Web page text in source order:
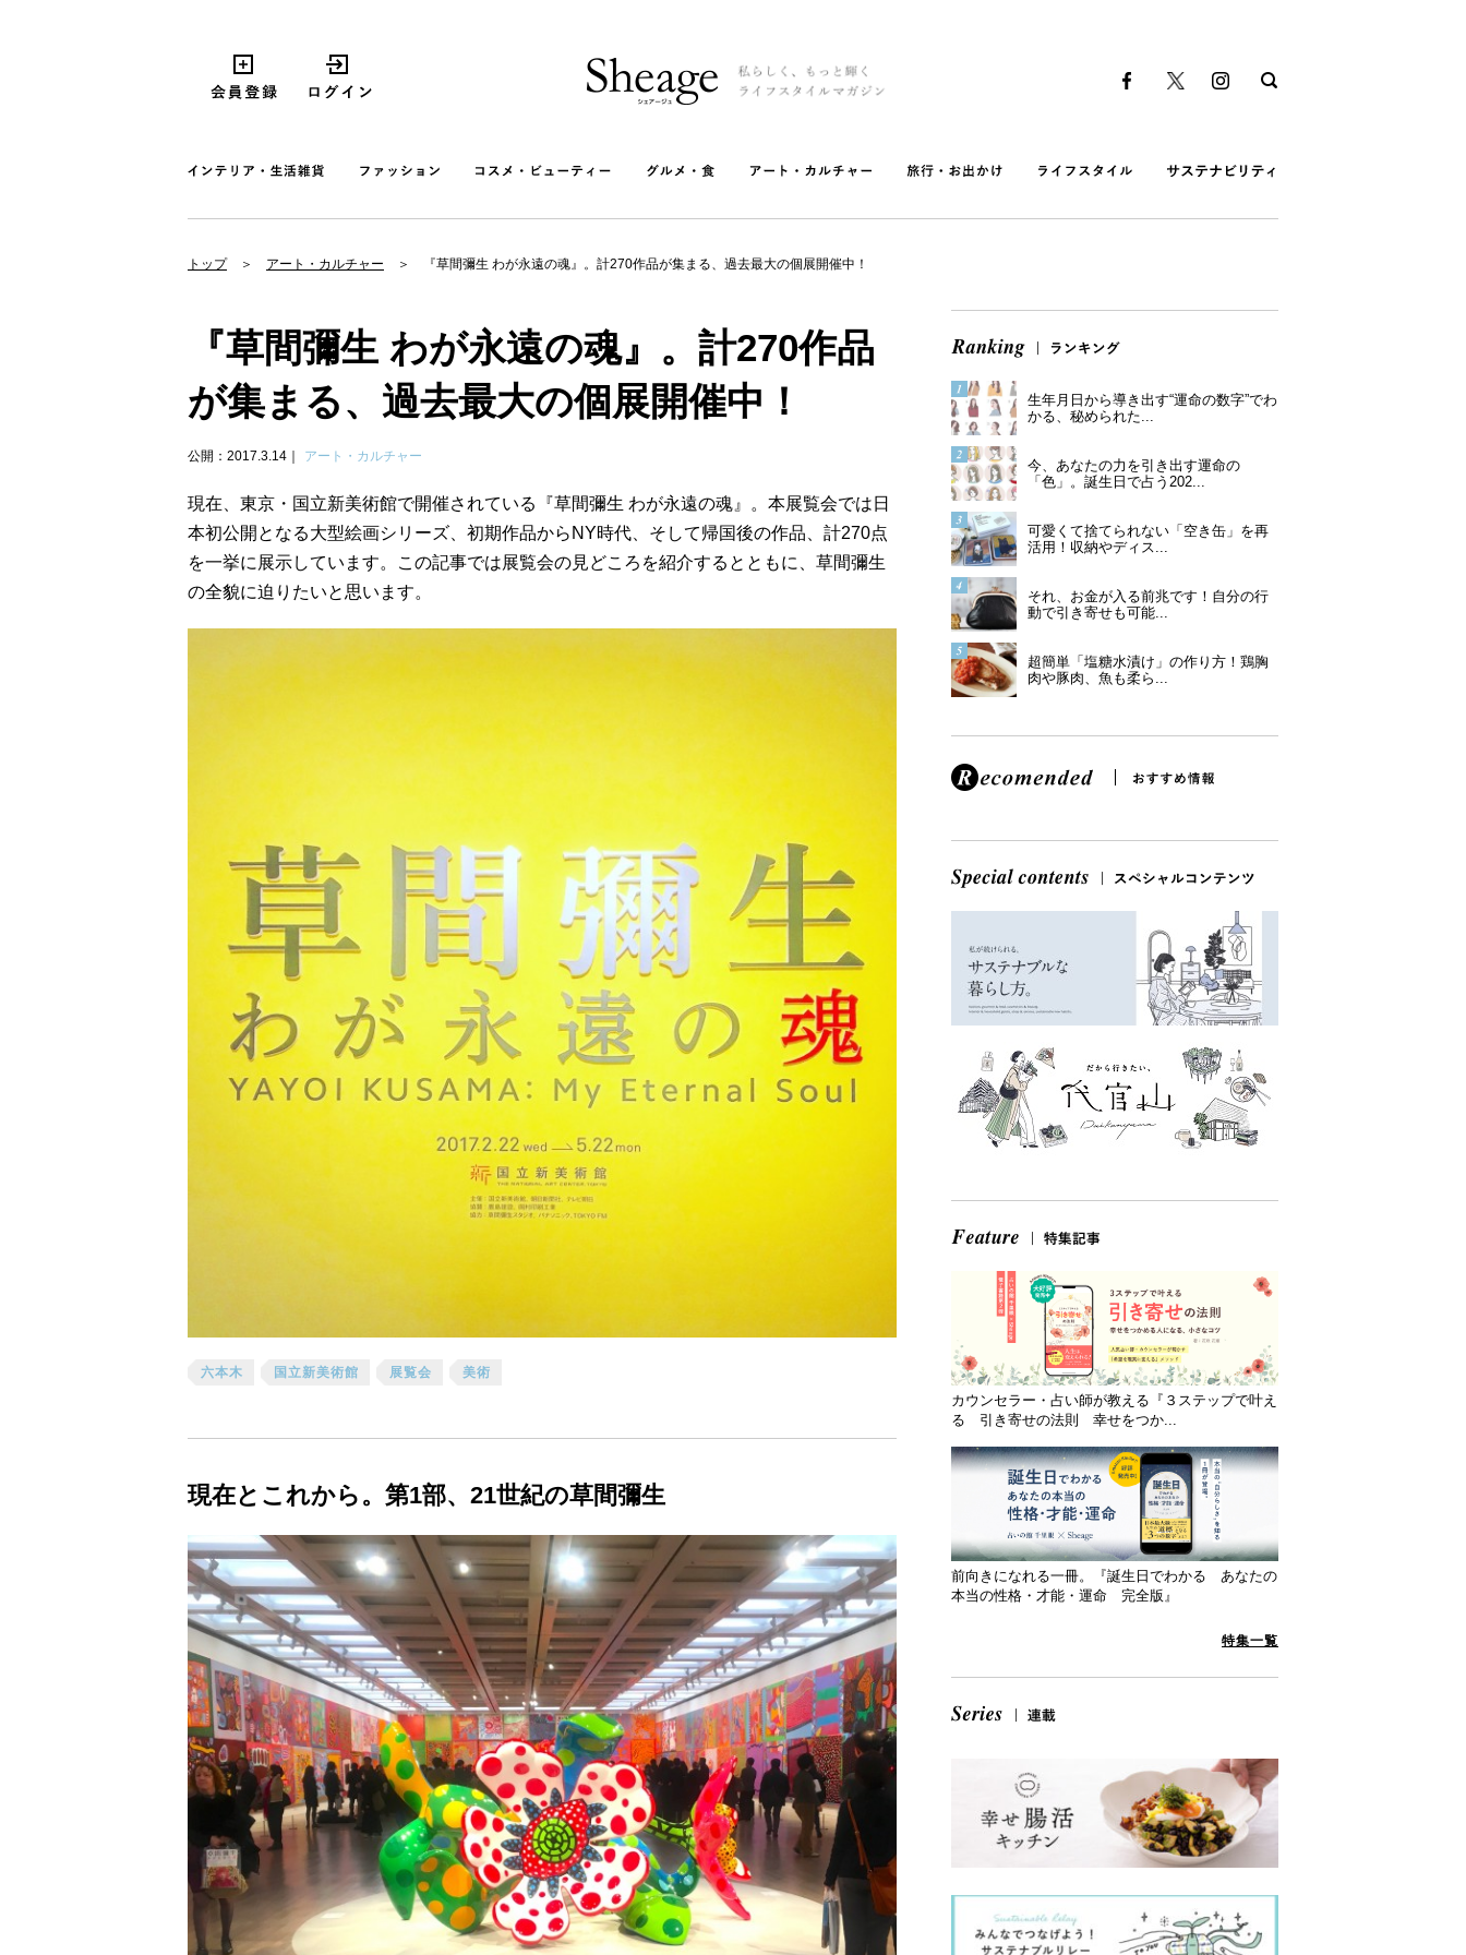
トップ アート・カルチャー 『草間彌生 わが永遠の魂』。計270作品が集まる、過去最大の個展開催中！
『草間彌生 わが永遠の魂』。計270作品
が集まる、過去最大の個展開催中！
公開：2017.3.14 アート・カルチャー
現在、東京・国立新美術館で開催されている『草間彌生 わが永遠の魂』。本展覧会では日
本初公開となる大型絵画シリーズ、初期作品からNY時代、そして帰国後の作品、計270点
を一挙に展示しています。この記事では展覧会の見どころを紹介するとともに、草間彌生
の全貌に迫りたいと思います。
六本木 国立新美術館 展覧会 美術
現在とこれから。第1部、21世紀の草間彌生
生年月日から導き出す“運命の数字”でわ
かる、秘められた...
今、あなたの力を引き出す運命の
「色」。誕生日で占う202...
可愛くて捨てられない「空き缶」を再
活用！収納やディス...
それ、お金が入る前兆です！自分の行
動で引き寄せも可能...
超簡単「塩糖水漬け」の作り方！鶏胸
肉や豚肉、魚も柔ら...
カウンセラー・占い師が教える『３ステップで叶え
る 引き寄せの法則 幸せをつか...
前向きになれる一冊。『誕生日でわかる あなたの
本当の性格・才能・運命 完全版』
特集一覧